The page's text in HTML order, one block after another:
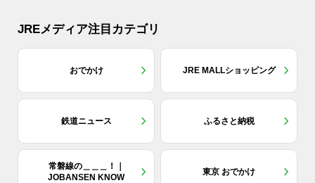
JREメディア注目カテゴリ
おでかけ JRE MALLショッピング
鉄道ニュース ふるさと納税
常磐線の＿＿＿！｜
JOBANSEN KNOW
東京 おでかけ